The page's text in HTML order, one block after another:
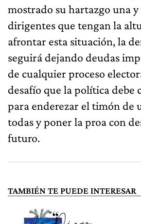
mostrado su hartazgo una y
dirigentes que tengan la
afrontar esta situación, la
seguirá dejando deudas
de cualquier proceso
desafío que la política debe
para enderezar el timón de
todas y poner la proa con
futuro.
TAMBIÉN TE PUEDE INTERESAR